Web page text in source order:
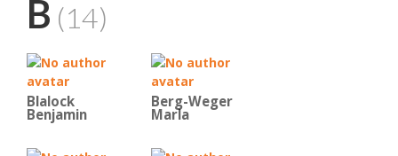
B (14)
Blalock
Benjamin
Berg-Weger
Marla